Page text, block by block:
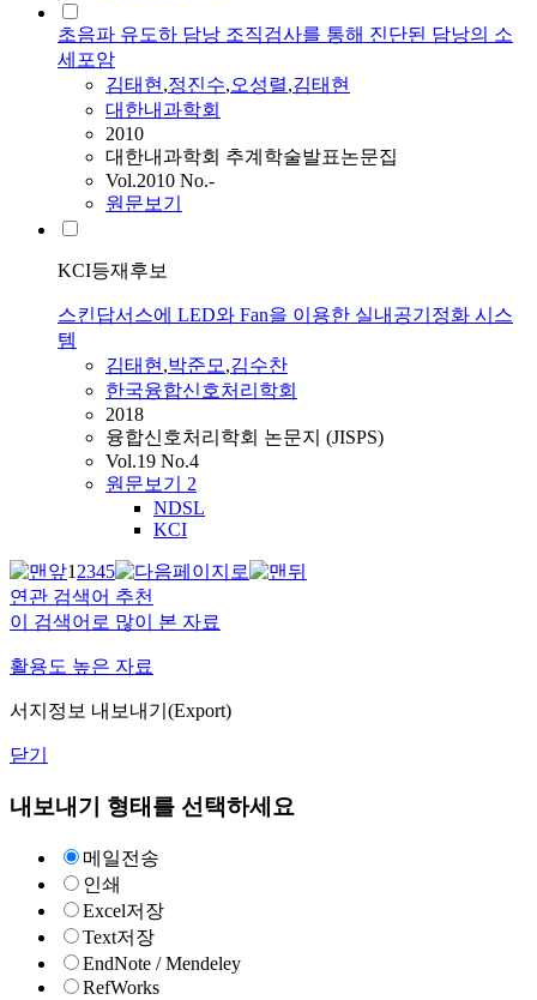
초음파 유도하 담낭 조직검사를 통해 진단된 담낭의 소
세포암
김태현,정진수,오성렬,김태현
대한내과학회
2010
대한내과학회 추계학술발표논문집
Vol.2010 No.-
원문보기
KCI등재후보
스킨답서스에 LED와 Fan을 이용한 실내공기정화 시스
템
김태현,박준모,김수찬
한국융합신호처리학회
2018
융합신호처리학회 논문지 (JISPS)
Vol.19 No.4
원문보기 2
NDSL
KCI
12345
연관 검색어 추천
이 검색어로 많이 본 자료
활용도 높은 자료
서지정보 내보내기(Export)
닫기
내보내기 형태를 선택하세요
메일전송
인쇄
Excel저장
Text저장
EndNote / Mendeley
RefWorks